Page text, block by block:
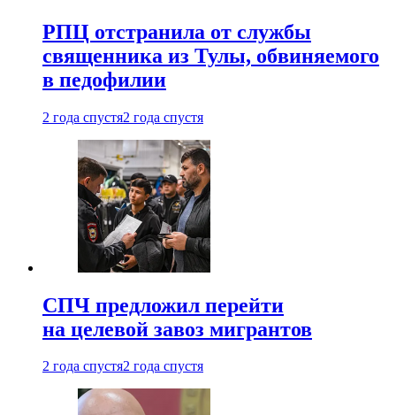
РПЦ отстранила от службы
священника из Тулы, обвиняемого
в педофилии
2 года спустя2 года спустя
СПЧ предложил перейти
на целевой завоз мигрантов
2 года спустя2 года спустя